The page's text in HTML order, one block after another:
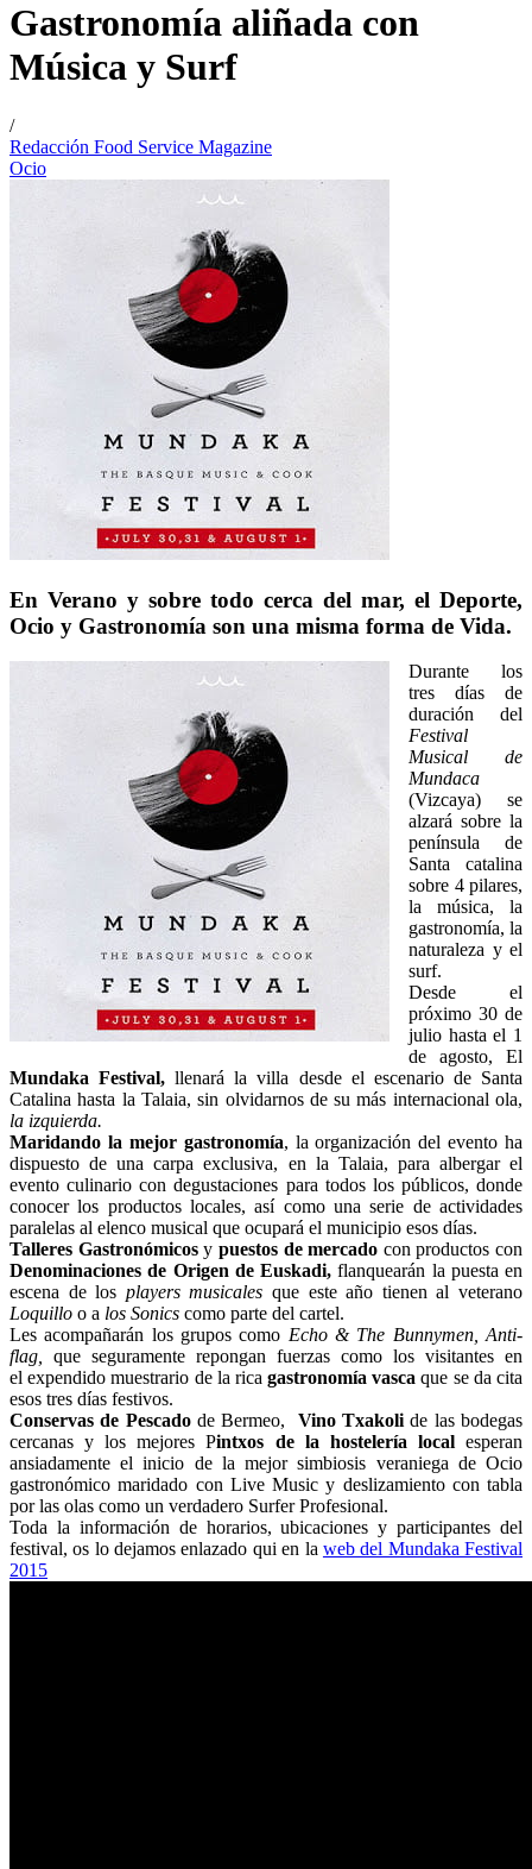
Gastronomía aliñada con
Música y Surf
/
Redacción Food Service Magazine
Ocio
En Verano y sobre todo cerca del mar, el Deporte,
Ocio y Gastronomía son una misma forma de Vida.
Durante los
tres días de
duración del
Festival
Musical de
Mundaca
(Vizcaya) se
alzará sobre la
península de
Santa catalina
sobre 4 pilares,
la música, la
gastronomía, la
naturaleza y el
surf.
Desde el
próximo 30 de
julio hasta el 1
de agosto, El
Mundaka Festival, llenará la villa desde el escenario de Santa
Catalina hasta la Talaia, sin olvidarnos de su más internacional ola,
la izquierda.
Maridando la mejor gastronomía, la organización del evento ha
dispuesto de una carpa exclusiva, en la Talaia, para albergar el
evento culinario con degustaciones para todos los públicos, donde
conocer los productos locales, así como una serie de actividades
paralelas al elenco musical que ocupará el municipio esos días.
Talleres Gastronómicosy puestos de mercado con productos con
Denominaciones de Origen de Euskadi, flanquearán la puesta en
escena de los players musicales que este año tienen al veterano
Loquillo o a los Sonics como parte del cartel.
Les acompañarán los grupos como Echo & The Bunnymen, Anti-
flag,
que seguramente repongan fuerzas como los visitantes en
el expendido muestrario de la ricagastronomía vascaque se da cita
esos tres días festivos.
Conservas de Pescadode Bermeo, Vino Txakolide las bodegas
cercanas y los mejores Pintxos de la hostelería localesperan
ansiadamente el inicio de la mejor simbiosis veraniega de Ocio
gastronómico maridado con Live Music y deslizamiento con tabla
por las olas como un verdadero Surfer Profesional.
Toda la información de horarios, ubicaciones y participantes del
festival, os lo dejamos enlazado qui en la web del Mundaka Festival
2015